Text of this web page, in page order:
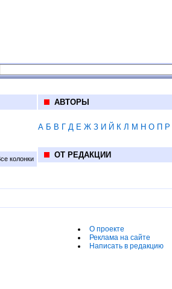
колонки
АВТОРЫ
А Б В Г Д Е Ж З И Й К Л М Н О П Р
ОТ РЕДАКЦИИ
О проекте
Реклама на сайте
Написать в редакцию